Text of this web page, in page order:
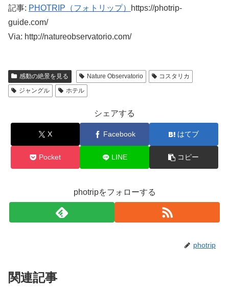
記事: PHOTRIP（フォトリップ）
https://photrip-
guide.com/
Via: http://natureobservatorio.com/
感動の絶景を見る Nature Observatorio
コスタリカ
ジャングル
ホテル
シェアする
X Facebook はてブ
Pocket LINE コピー
photripをフォローする
photrip
関連記事